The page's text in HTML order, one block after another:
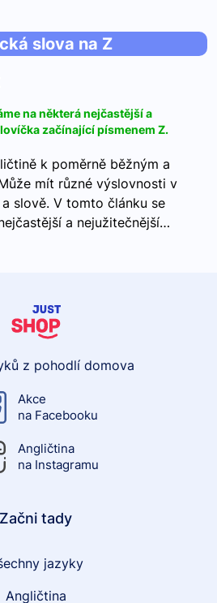
slova na Z
na některá nejčastější a
začínající písmenem Z.
k poměrně běžným a
mít různé výslovnosti v
slově. V tomto článku se
a nejužitečnější…
z pohodlí domova
Akce
na Facebooku
Angličtina
na Instagramu
Začni tady
jazyky
Angličtina